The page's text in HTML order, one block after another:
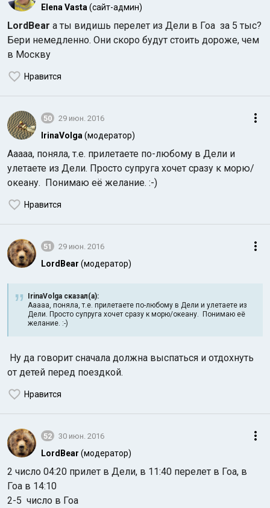
Elena Vasta (сайт-админ)
LordBear а ты видишь перелет из Дели в Гоа за 5 тыс?
Бери немедленно. Они скоро будут стоить дороже, чем
в Москву
Нравится
50 29 июн. 2016
IrinaVolga (модератор)
Ааааа, поняла, т.е. прилетаете по-любому в Дели и
улетаете из Дели. Просто супруга хочет сразу к морю/
океану. Понимаю её желание. :-)
Нравится
51 29 июн. 2016
LordBear (модератор)
IrinaVolga сказал(а):
Ааааа, поняла, т.е. прилетаете по-любому в Дели и улетаете из
Дели. Просто супруга хочет сразу к морю/океану. Понимаю её
желание. :-)
Ну да говорит сначала должна выспаться и отдохнуть
от детей перед поездкой.
Нравится
52 30 июн. 2016
LordBear (модератор)
2 число 04:20 прилет в Дели, в 11:40 перелет в Гоа, в
Гоа в 14:10
2-5 число в Гоа